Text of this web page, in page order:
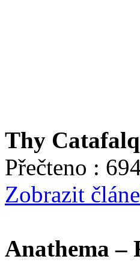
Thy
Přečteno :
Zobrazit
Anathema –